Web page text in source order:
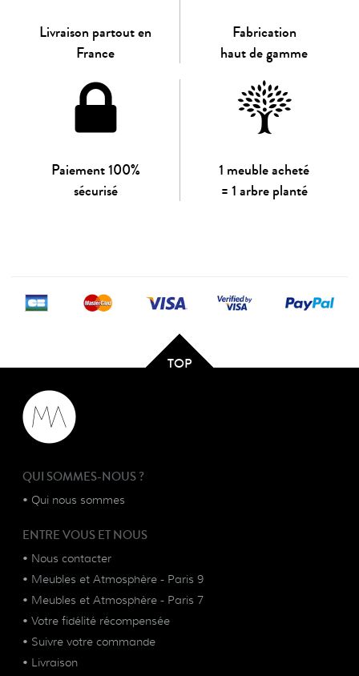
Livraison partout en
France
Fabrication
haut de gamme
Paiement 100%
sécurisé
1 meuble acheté
= 1 arbre planté
TOP
QUI SOMMES-NOUS ?
• Qui nous sommes
ENTRE VOUS ET NOUS
• Nous contacter
• Meubles et Atmosphère - Paris 9
• Meubles et Atmosphère - Paris 7
• Votre fidélité récompensée
• Suivre votre commande
• Livraison